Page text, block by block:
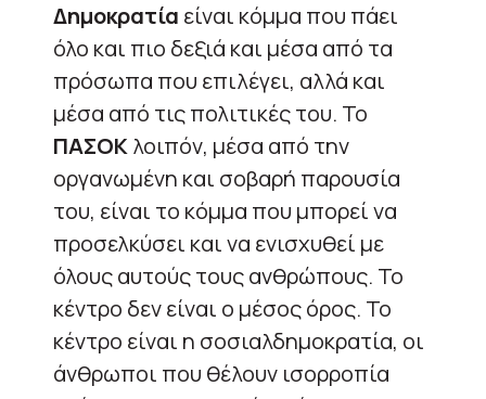
Δημοκρατία είναι κόμμα που πάει
όλο και πιο δεξιά και μέσα από τα
πρόσωπα που επιλέγει, αλλά και
μέσα από τις πολιτικές του. Το
ΠΑΣΟΚλοιπόν, μέσα από την
οργανωμένη και σοβαρή παρουσία
του, είναι το κόμμα που μπορεί να
προσελκύσει και να ενισχυθεί με
όλους αυτούς τους ανθρώπους. Το
κέντρο δεν είναι ο μέσος όρος. Το
κέντρο είναι η σοσιαλδημοκρατία, οι
άνθρωποι που θέλουν ισορροπία